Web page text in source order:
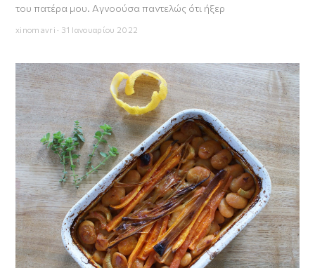
του πατέρα μου. Αγνοούσα παντελώς ότι ήξερ
xinomavri · 31 Ιανουαρίου 2022